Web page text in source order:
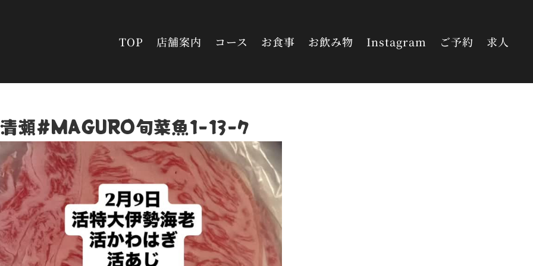
TOP 店舗案内 コース お食事 お飲み物 Instagram ご予約 求人
瀬#MAGURO旬菜魚1-13-7